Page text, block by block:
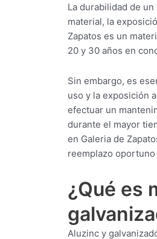
La durabilidad de
material, la
Zapatos es un
20 y 30 años en
Sin embargo, es
uso y la exposición
efectuar un
durante el mayor
en Galeria de
reemplazo
¿Qué es
Aluzinc y